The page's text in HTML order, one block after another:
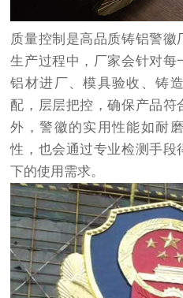
质量控制是高品质铸铝警徽
生产过程中，厂家会针对每
铝材进厂、模具验收、铸
配，层层把控，确保产品
外，警徽的实用性能如耐
性，也会通过专业检测手
下的使用需求。